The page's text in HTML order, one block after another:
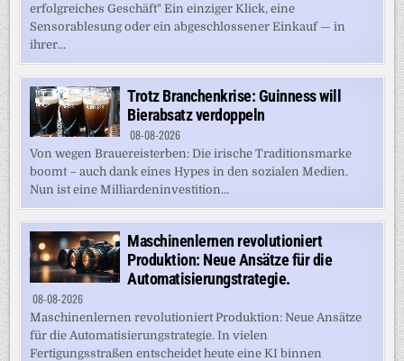
erfolgreiches Geschäft" Ein einziger Klick, eine
Sensorablesung oder ein abgeschlossener Einkauf — in
ihrer...
Trotz Branchenkrise: Guinness will
Bierabsatz verdoppeln
08-08-2026
Von wegen Brauereisterben: Die irische Traditionsmarke
boomt – auch dank eines Hypes in den sozialen Medien.
Nun ist eine Milliardeninvestition...
Maschinenlernen revolutioniert
Produktion: Neue Ansätze für die
Automatisierungstrategie.
08-08-2026
Maschinenlernen revolutioniert Produktion: Neue Ansätze
für die Automatisierungstrategie. In vielen
Fertigungsstraßen entscheidet heute eine KI binnen